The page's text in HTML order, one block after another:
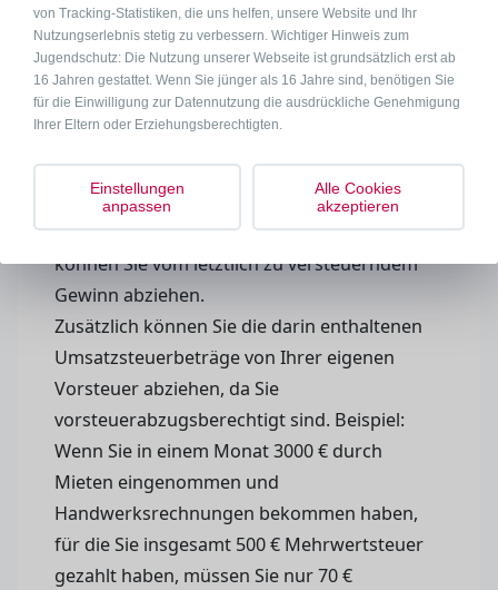
Monteurzimmers angefallen sind. Versteuern
müssen Sie am Ende nur den Gewinn, nicht
den Umsatz, auch wenn sich die
Umsatzsteuervorauszahlung natürlich erst
mal auf die Umsatzsteuer bezieht. Also
sammeln Sie fleißig alle Rechnungen! Die
Rechnungen, die Sie für beispielsweise
handwerkliche Dienstleistungen zahlen,
können Sie vom letztlich zu versteuerndem
Gewinn abziehen.
Zusätzlich können Sie die darin enthaltenen
Umsatzsteuerbeträge von Ihrer eigenen
Vorsteuer abziehen, da Sie
vorsteuerabzugsberechtigt sind. Beispiel:
Wenn Sie in einem Monat 3000 € durch
Mieten eingenommen und
Handwerksrechnungen bekommen haben,
für die Sie insgesamt 500 € Mehrwertsteuer
gezahlt haben, müssen Sie nur 70 €
von Tracking-Statistiken, die uns helfen, unsere Website und Ihr
Nutzungserlebnis stetig zu verbessern. Wichtiger Hinweis zum
Jugendschutz: Die Nutzung unserer Webseite ist grundsätzlich erst ab
16 Jahren gestattet. Wenn Sie jünger als 16 Jahre sind, benötigen Sie
für die Einwilligung zur Datennutzung die ausdrückliche Genehmigung
Ihrer Eltern oder Erziehungsberechtigten.
Einstellungen
anpassen
Alle Cookies
akzeptieren